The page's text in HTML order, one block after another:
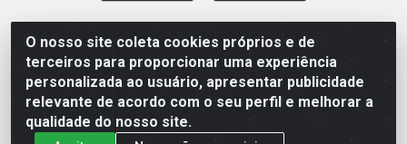
O nosso site coleta cookies próprios e de
terceiros para proporcionar uma experiência
personalizada ao usuário, apresentar publicidade
relevante de acordo com o seu perfil e melhorar a
qualidade do nosso site.
Esperança Nordeste - Rua Professor Caldas Filho, 291 -
Estância - Recife / PE CEP: 50771-335 - CNPJ
03.666.136/0001-23